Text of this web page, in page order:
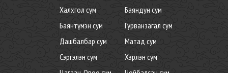
Халхгол сум
Баяндун сум
Баянтүмэн сум
Гурванзагал сум
Дашбалбар сум
Матад сум
Сэргэлэн сум
Хэрлэн сум